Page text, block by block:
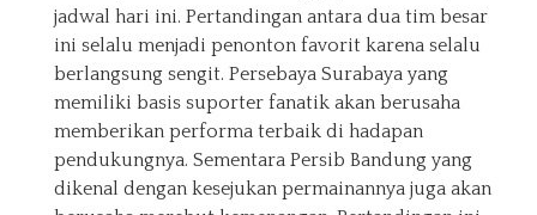
jadwal hari ini. Pertandingan antara dua tim besar
ini selalu menjadi penonton favorit karena selalu
berlangsung sengit. Persebaya Surabaya yang
memiliki basis suporter fanatik akan berusaha
memberikan performa terbaik di hadapan
pendukungnya. Sementara Persib Bandung yang
dikenal dengan kesejukan permainannya juga akan